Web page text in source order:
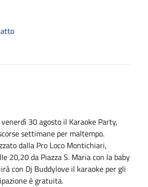
30 agosto il Karaoke Party,
settimane per maltempo.
dalla Pro Loco Montichiari,
20,20 da Piazza S. Maria con la baby
con Dj Buddylove il karaoke per gli
è gratuita.